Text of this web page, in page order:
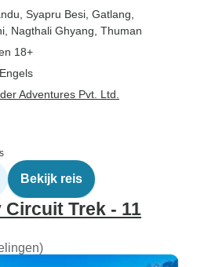
, Syapru Besi , Gatlang
, Nagthali Ghyang , Thuman
18+
Adventures Pvt. Ltd.
Bekijk reis
Trek - 11